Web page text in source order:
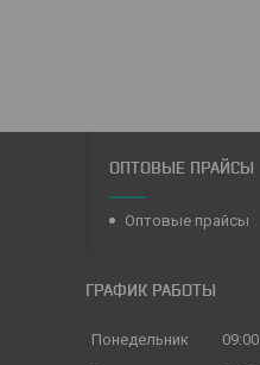
ОПТОВЫЕ ПРАЙСЫ
Оптовые прайсы
ГРАФИК РАБОТЫ
Понедельник 09:00